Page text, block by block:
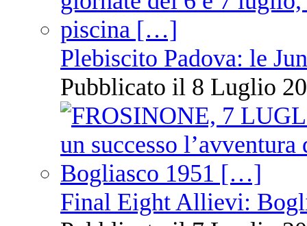
Plebiscito Padova: le
Pubblicato il 8 Luglio
Final Eight Allievi: